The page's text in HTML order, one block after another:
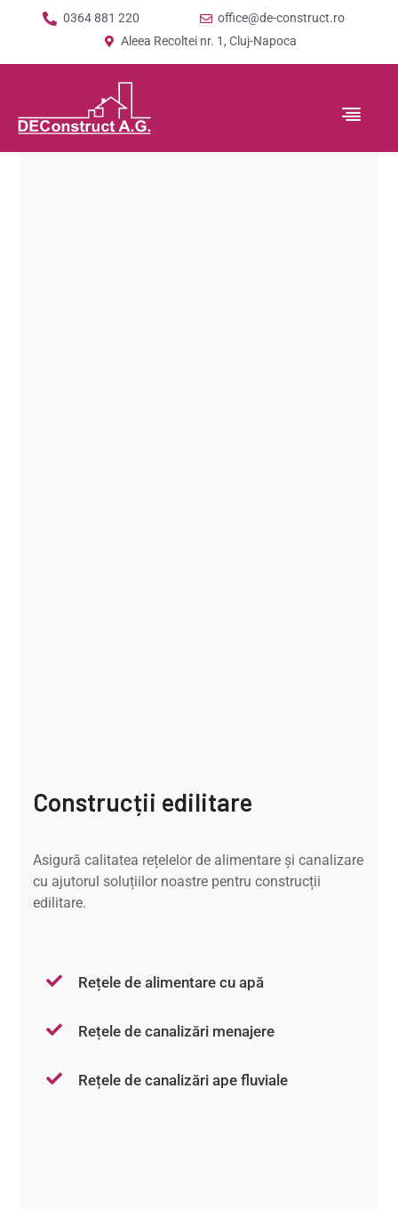
0364 881 220
office@de-construct.ro
Aleea Recoltei nr. 1, Cluj-Napoca
Construcții edilitare
Asigură calitatea rețelelor de alimentare și canalizare
cu ajutorul soluțiilor noastre pentru construcții
edilitare.
Rețele de alimentare cu apă
Rețele de canalizări menajere
Rețele de canalizări ape fluviale